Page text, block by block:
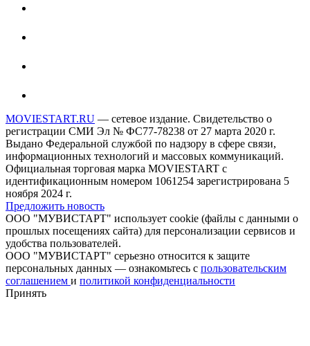
MOVIESTART.RU — сетевое издание. Свидетельство о
регистрации СМИ Эл № ФС77-78238 от 27 марта 2020 г.
Выдано Федеральной службой по надзору в сфере связи,
информационных технологий и массовых коммуникаций.
Официальная торговая марка MOVIESTART с
идентификационным номером 1061254 зарегистрирована 5
ноября 2024 г.
Предложить новость
ООО "МУВИСТАРТ" использует cookie (файлы с данными о
прошлых посещениях сайта) для персонализации сервисов и
удобства пользователей.
ООО "МУВИСТАРТ" серьезно относится к защите
персональных данных — ознакомьтесь с пользовательским
соглашением и политикой конфиденциальности
Принять